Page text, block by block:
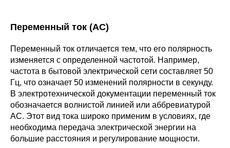
Переменный ток (AC)
Переменный ток отличается тем, что его полярность
изменяется с определенной частотой. Например,
частота в бытовой электрической сети составляет 50
Гц, что означает 50 изменений полярности в секунду.
В электротехнической документации переменный ток
обозначается волнистой линией или аббревиатурой
AC. Этот вид тока широко применим в условиях, где
необходима передача электрической энергии на
большие расстояния и регулирование мощности.